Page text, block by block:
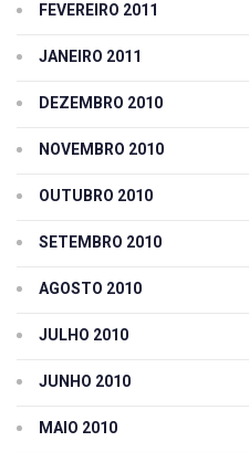
FEVEREIRO 2011
JANEIRO 2011
DEZEMBRO 2010
NOVEMBRO 2010
OUTUBRO 2010
SETEMBRO 2010
AGOSTO 2010
JULHO 2010
JUNHO 2010
MAIO 2010